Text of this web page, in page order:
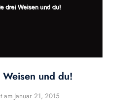
und du!
am Januar 21, 2015